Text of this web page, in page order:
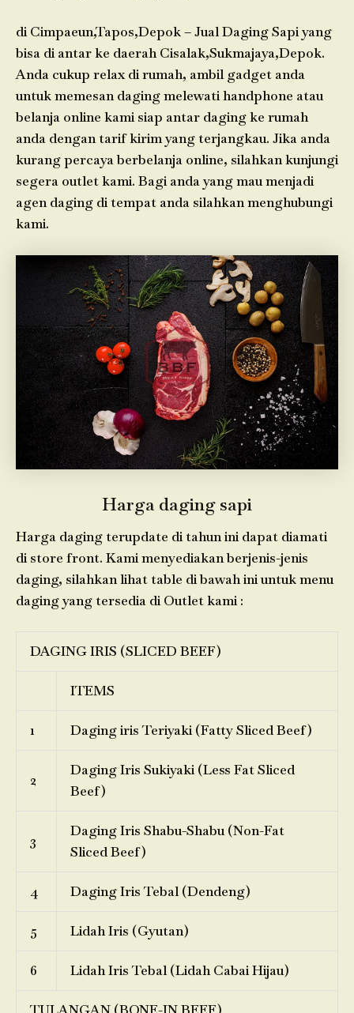
di Cimpaeun,Tapos,Depok – Jual Daging Sapi yang
bisa di antar ke daerah Cisalak,Sukmajaya,Depok.
Anda cukup relax di rumah, ambil gadget anda
untuk memesan daging melewati handphone atau
belanja online kami siap antar daging ke rumah
anda dengan tarif kirim yang terjangkau. Jika anda
kurang percaya berbelanja online, silahkan kunjungi
segera outlet kami. Bagi anda yang mau menjadi
agen daging di tempat anda silahkan menghubungi
kami.
Harga daging sapi
Harga daging terupdate di tahun ini dapat diamati
di store front. Kami menyediakan berjenis-jenis
daging, silahkan lihat table di bawah ini untuk menu
daging yang tersedia di Outlet kami :
DAGING IRIS (SLICED BEEF)
ITEMS
1 Daging iris Teriyaki (Fatty Sliced Beef)
2
Daging Iris Sukiyaki (Less Fat Sliced
Beef)
3
Daging Iris Shabu-Shabu (Non-Fat
Sliced Beef)
4 Daging Iris Tebal (Dendeng)
5 Lidah Iris (Gyutan)
6 Lidah Iris Tebal (Lidah Cabai Hijau)